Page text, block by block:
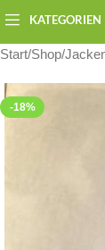
KATEGORIEN
Start/Shop/
-18%